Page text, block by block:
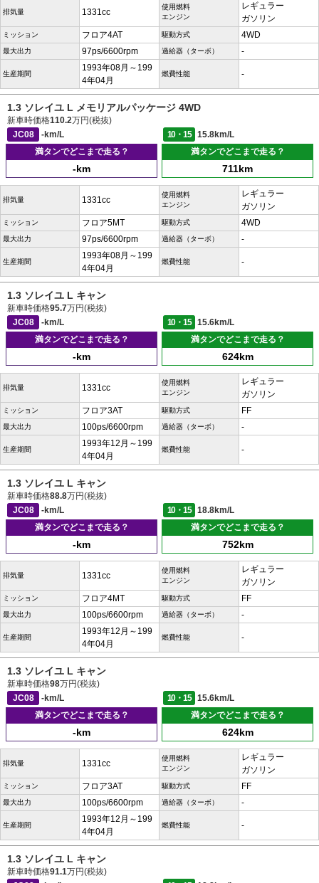
排気量 1331cc
使用燃料
エンジン
レギュラー
ガソリン
ミッション フロア4AT 駆動方式 4WD
最大出力 97ps/6600rpm 過給器（ターボ） -
生産期間
1993年08月～199
4年04月
燃費性能 -
1.3 ソレイユ L メモリアルパッケージ 4WD
新車時価格110.2万円(税抜)
JC08
-km/L 10・15
15.8km/L
満タンでどこまで走る？
-km
満タンでどこまで走る？
711km
排気量 1331cc
使用燃料
エンジン
レギュラー
ガソリン
ミッション フロア5MT 駆動方式 4WD
最大出力 97ps/6600rpm 過給器（ターボ） -
生産期間
1993年08月～199
4年04月
燃費性能 -
1.3 ソレイユ L キャン
新車時価格95.7万円(税抜)
JC08
-km/L 10・15
15.6km/L
満タンでどこまで走る？
-km
満タンでどこまで走る？
624km
排気量 1331cc
使用燃料
エンジン
レギュラー
ガソリン
ミッション フロア3AT 駆動方式 FF
最大出力 100ps/6600rpm 過給器（ターボ） -
生産期間
1993年12月～199
4年04月
燃費性能 -
1.3 ソレイユ L キャン
新車時価格88.8万円(税抜)
JC08
-km/L 10・15
18.8km/L
満タンでどこまで走る？
-km
満タンでどこまで走る？
752km
排気量 1331cc
使用燃料
エンジン
レギュラー
ガソリン
ミッション フロア4MT 駆動方式 FF
最大出力 100ps/6600rpm 過給器（ターボ） -
生産期間
1993年12月～199
4年04月
燃費性能 -
1.3 ソレイユ L キャン
新車時価格98万円(税抜)
JC08
-km/L 10・15
15.6km/L
満タンでどこまで走る？
-km
満タンでどこまで走る？
624km
排気量 1331cc
使用燃料
エンジン
レギュラー
ガソリン
ミッション フロア3AT 駆動方式 FF
最大出力 100ps/6600rpm 過給器（ターボ） -
生産期間
1993年12月～199
4年04月
燃費性能 -
1.3 ソレイユ L キャン
新車時価格91.1万円(税抜)